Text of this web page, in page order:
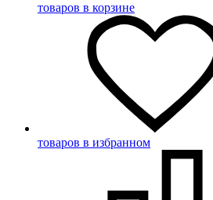
товаров в корзине
товаров в избранном